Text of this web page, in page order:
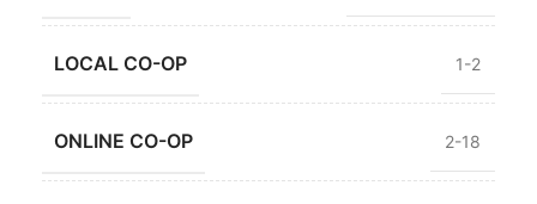
LOCAL CO-OP 1-2
ONLINE CO-OP 2-18